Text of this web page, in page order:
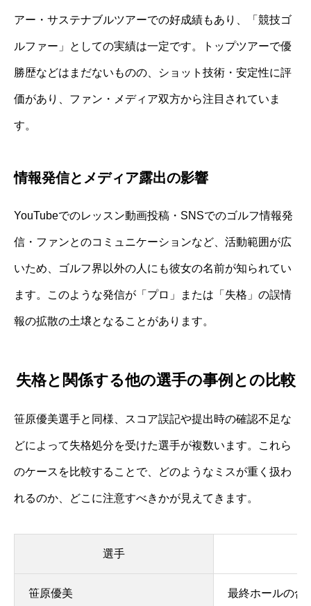
アー・サステナブルツアーでの好成績もあり、「競技ゴ
ルファー」としての実績は一定です。トップツアーで優
勝歴などはまだないものの、ショット技術・安定性に評
価があり、ファン・メディア双方から注目されていま
す。
情報発信とメディア露出の影響
YouTubeでのレッスン動画投稿・SNSでのゴルフ情報発
信・ファンとのコミュニケーションなど、活動範囲が広
いため、ゴルフ界以外の人にも彼女の名前が知られてい
ます。このような発信が「プロ」または「失格」の誤情
報の拡散の土壌となることがあります。
失格と関係する他の選手の事例との比較
笹原優美選手と同様、スコア誤記や提出時の確認不足な
どによって失格処分を受けた選手が複数います。これら
のケースを比較することで、どのようなミスが重く扱わ
れるのか、どこに注意すべきかが見えてきます。
選手
笹原優美 最終ホールの合